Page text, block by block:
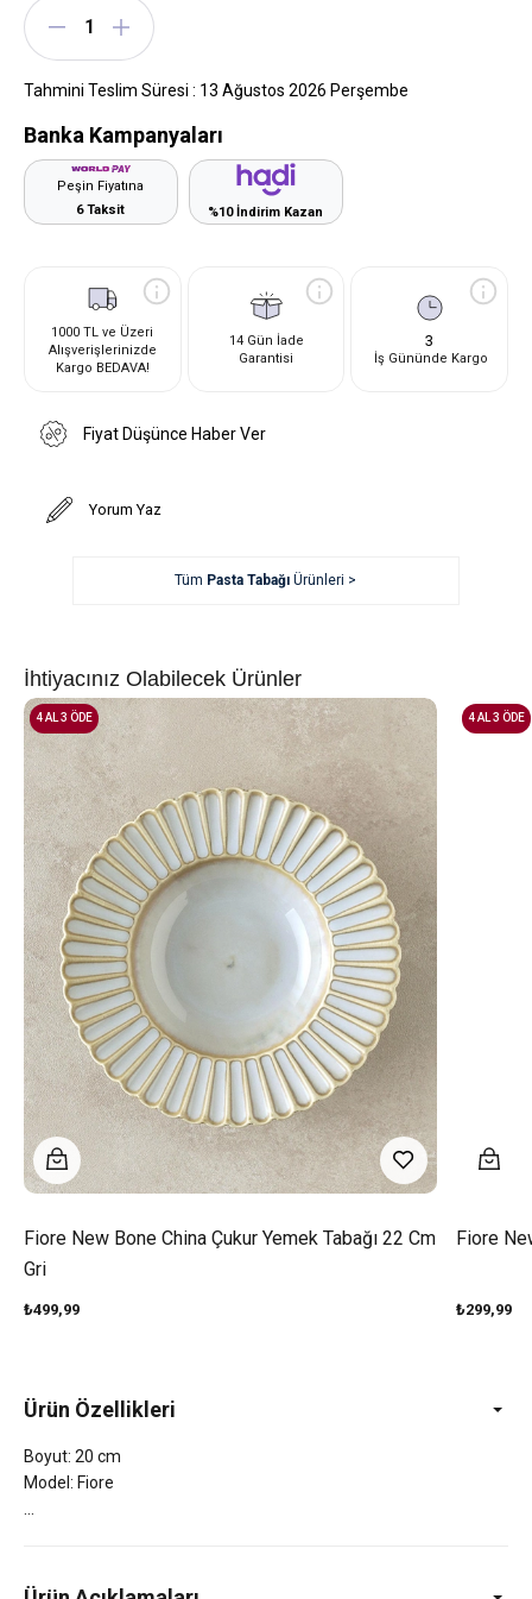
Tahmini Teslim Süresi : 13 Ağustos 2026 Perşembe
Banka Kampanyaları
Peşin Fiyatına
6 Taksit
%10 İndirim Kazan
1000 TL ve Üzeri
Alışverişlerinizde
Kargo BEDAVA!
14 Gün İade
Garantisi
3
İş Gününde Kargo
Fiyat Düşünce Haber Ver
Yorum Yaz
Tüm Pasta Tabağı Ürünleri >
İhtiyacınız Olabilecek Ürünler
Fiore New Bone China Çukur Yemek Tabağı 22 Cm
Gri
₺499,99
4 AL 3 ÖDE
Fiore
₺299,99
4 AL 3 ÖDE
Ürün Özellikleri
Boyut: 20 cm
Model: Fiore